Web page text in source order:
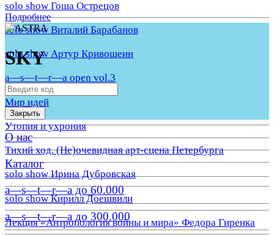
solo show Гоша Острецов
solo show Виталий Барабанов
solo show Артур Кривошеин
a—s—t—r—a open vol.3
Мир идей
Утопия и ухрония
Тихий ход. (Не)очевидная арт-сцена Петербурга
solo show Ирина Дубровская
solo show Кирилл Доешвили
Лекция «Антропология войны и мира» Федора Гиренка
Подробнее
SKY
Закрыть
О нас
Каталог
a—s—t—r—a до 60.000
a—s—t—r—a до 300.000